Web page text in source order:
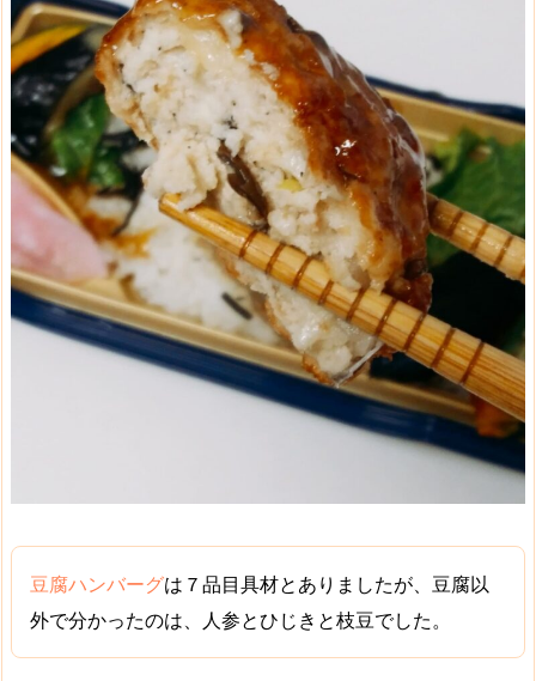
豆腐ハンバーグは７品目具材とありましたが、豆腐以
外で分かったのは、人参とひじきと枝豆でした。